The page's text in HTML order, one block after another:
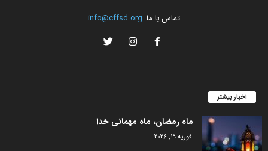
تماس با ما: info@cffsd.org
اخبار بیشتر
ماه رمضان، ماه مهمانی خدا
فوریه 19, 2026